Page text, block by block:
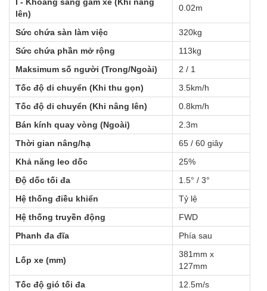
lên)
0.02m
Sức chứa sàn làm việc
320kg
Sức chứa phần mở rộng
113kg
Maksimum số người (Trong/Ngoài)
2 / 1
Tốc độ di chuyển (Khi thu gọn)
3.5km/h
Tốc độ di chuyển (Khi nâng lên)
0.8km/h
Bán kính quay vòng (Ngoài)
2.3m
Thời gian nâng/hạ
65 / 60 giây
Khả năng leo dốc
25%
Độ dốc tối đa
1.5° / 3°
Hệ thống điều khiển
Tỷ lệ
Hệ thống truyền động
FWD
Phanh đa đĩa
Phía sau
Lốp xe (mm)
381mm x
127mm
Tốc độ gió tối đa
12.5m/s